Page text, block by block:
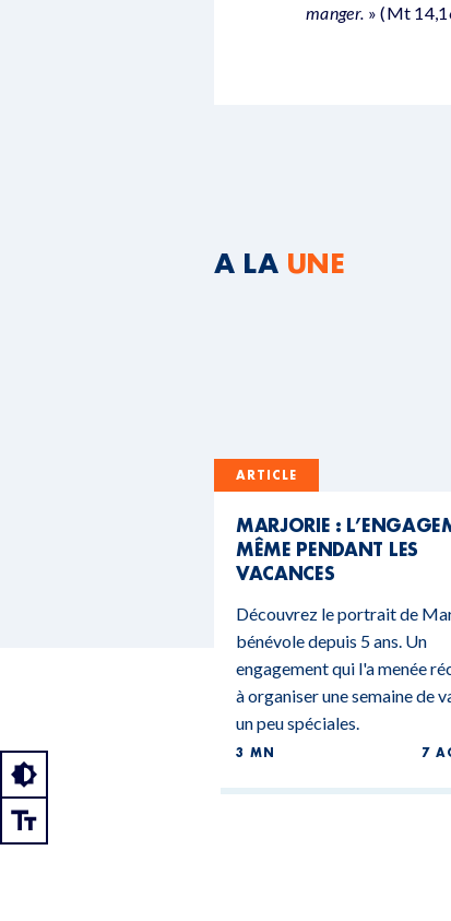
manger. » (Mt
A LA UNE
ARTICLE
MARJORIE :
MÊME PENDANT LES
VACANCES
Découvrez le portrait de
bénévole depuis 5 ans. Un
engagement qui l'a menée
à organiser une semaine de
un peu spéciales.
3 MN 7